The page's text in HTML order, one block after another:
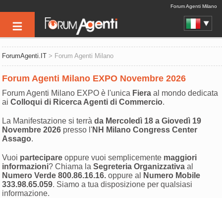
Forum Agenti Milano
ForumAgenti.IT > Forum Agenti Milano
Forum Agenti Milano EXPO Novembre 2026
Forum Agenti Milano EXPO è l'unica Fiera al mondo dedicata
aiColloqui di Ricerca Agenti di Commercio.
La Manifestazione si terràda Mercoledì 18 a Giovedì 19
Novembre 2026 presso l'NH Milano Congress Center
Assago.
Vuoi partecipare oppure vuoi semplicemente maggiori
informazioni? Chiama laSegreteria Organizzativa al
Numero Verde 800.86.16.16. oppure al
Numero Mobile
333.98.65.059. Siamo a tua disposizione per qualsiasi
informazione.